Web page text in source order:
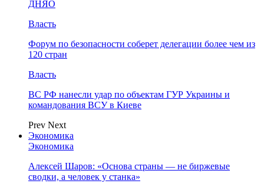
ДНЯО
Власть
Форум по безопасности соберет делегации более чем из
120 стран
Власть
ВС РФ нанесли удар по объектам ГУР Украины и
командования ВСУ в Киеве
Prev Next
Экономика
Экономика
Алексей Шаров: «Основа страны — не биржевые
сводки, а человек у станка»